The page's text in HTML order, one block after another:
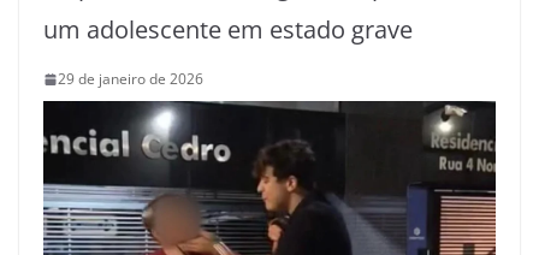
um adolescente em estado grave
29 de janeiro de 2026